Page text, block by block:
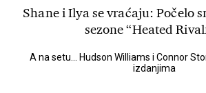
Shane i Ilya se vraćaju: Počelo
sezone “Heated
A na setu... Hudson Williams i Connor
izdanjima